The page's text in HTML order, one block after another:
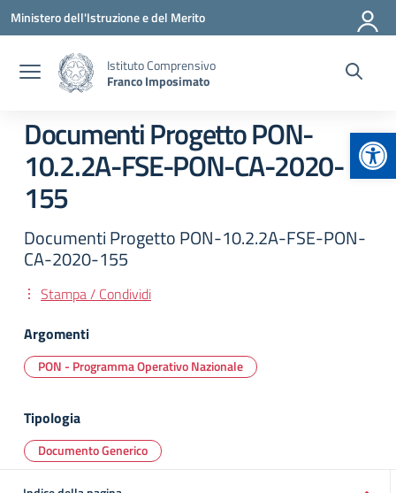
Vai ai contenuti
Vai al menu di navigazione
Vai al footer
Ministero dell'Istruzione e del Merito
Istituto Comprensivo
Franco Imposimato
Documenti Progetto PON-
10.2.2A-FSE-PON-CA-2020-
155
Documenti Progetto PON-10.2.2A-FSE-PON-
CA-2020-155
Stampa / Condividi
Argomenti
PON - Programma Operativo Nazionale
Tipologia
Documento Generico